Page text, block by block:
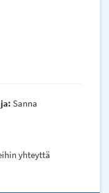
Sanna
yhteyttä